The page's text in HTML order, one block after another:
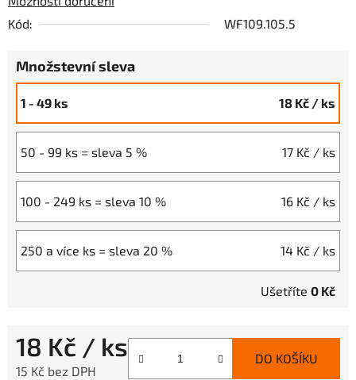
Kód:
WF109.105.5
Množstevní sleva
1 - 49 ks 18 Kč / ks
50 - 99 ks = sleva 5 % 17 Kč / ks
100 - 249 ks = sleva 10 % 16 Kč / ks
250 a více ks = sleva 20 % 14 Kč / ks
Ušetříte 0 Kč
18 Kč / ks
15 Kč bez DPH
DO KOŠÍKU